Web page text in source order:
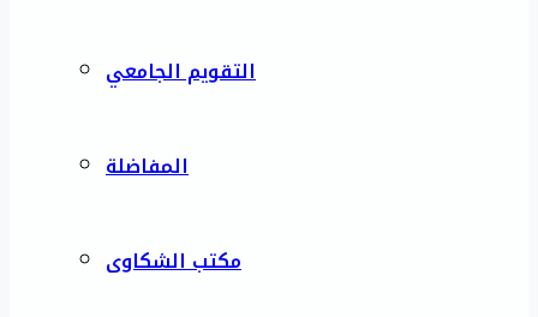
التقويم الجامعي
المفاضلة
مكتب الشكاوى